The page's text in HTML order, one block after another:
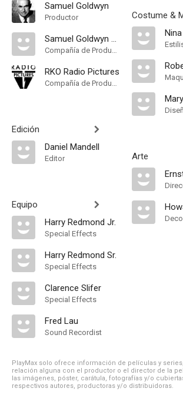
Samuel Goldwyn
Productor
Samuel Goldwyn Company
Compañía de Produccion
RKO Radio Pictures
Compañía de Produccion
Edición
Daniel Mandell
Editor
Equipo
Harry Redmond Jr.
Special Effects
Harry Redmond Sr.
Special Effects
Clarence Slifer
Special Effects
Fred Lau
Sound Recordist
Costume &
Arte
PlayMax solo ofrece información de películas y
relación alguna con el productor o el director de la
las imágenes, póster, carátula, fotografías y/o
respectivos autores, productoras y/o distribuidoras.